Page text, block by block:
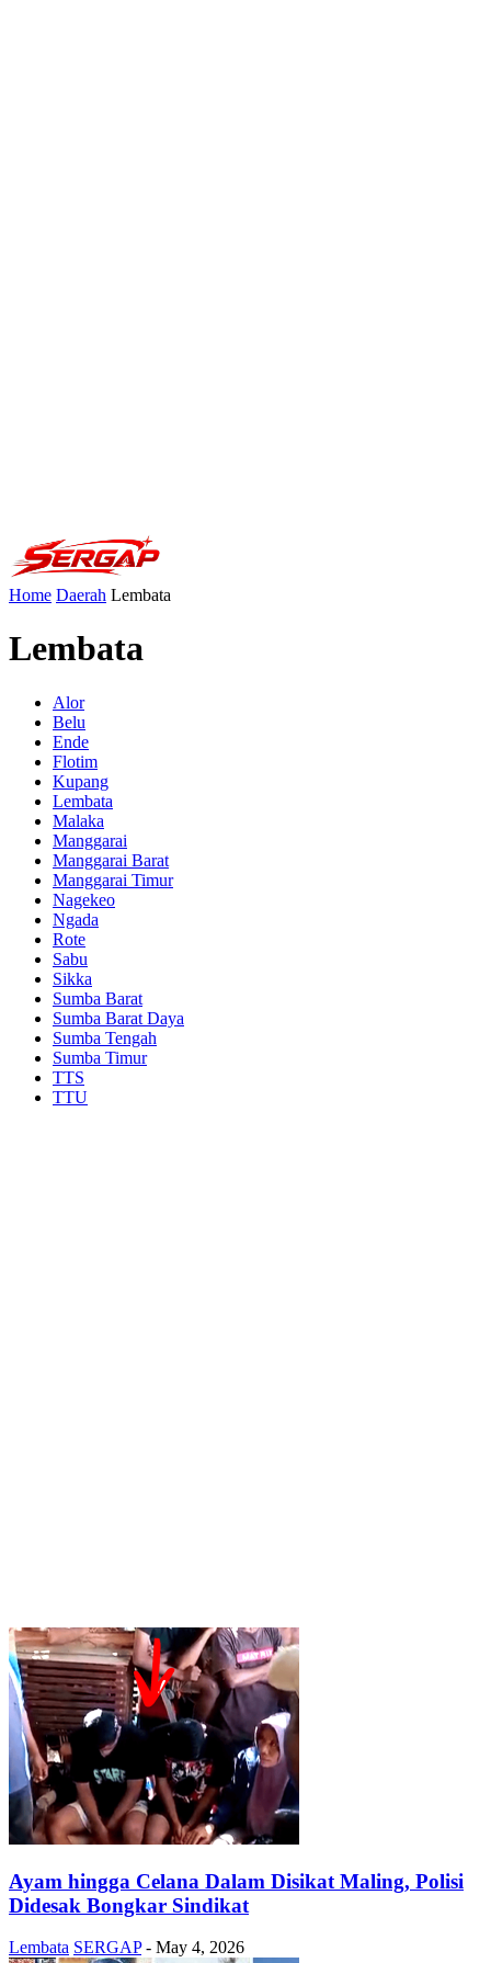
Home Daerah Lembata
Lembata
Alor
Belu
Ende
Flotim
Kupang
Lembata
Malaka
Manggarai
Manggarai Barat
Manggarai Timur
Nagekeo
Ngada
Rote
Sabu
Sikka
Sumba Barat
Sumba Barat Daya
Sumba Tengah
Sumba Timur
TTS
TTU
Ayam hingga Celana Dalam Disikat Maling, Polisi
Didesak Bongkar Sindikat
Lembata SERGAP - May 4, 2026